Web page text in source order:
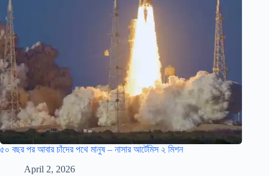
৫০ বছর পর আবার চাঁদের পথে মানুষ – নাসার আর্টেমিস ২ মিশন
April 2, 2026